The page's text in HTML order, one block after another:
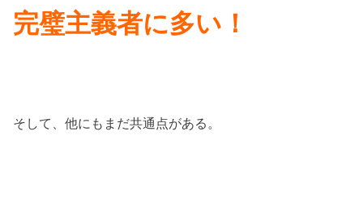
完璧主義者に多い！
そして、他にもまだ共通点がある。